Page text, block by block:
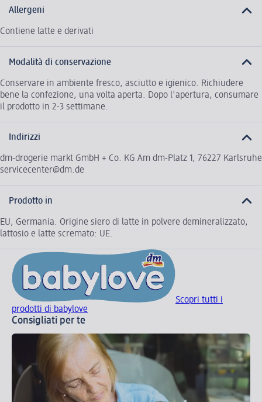
Allergeni
Contiene latte e derivati
Modalità di conservazione
Conservare in ambiente fresco, asciutto e igienico. Richiudere
bene la confezione, una volta aperta. Dopo l'apertura, consumare
il prodotto in 2-3 settimane.
Indirizzi
dm-drogerie markt GmbH + Co. KG Am dm-Platz 1, 76227 Karlsruhe
servicecenter@dm.de
Prodotto in
EU, Germania. Origine siero di latte in polvere demineralizzato,
lattosio e latte scremato: UE.
Scopri tutti i
prodotti di babylove
Consigliati per te